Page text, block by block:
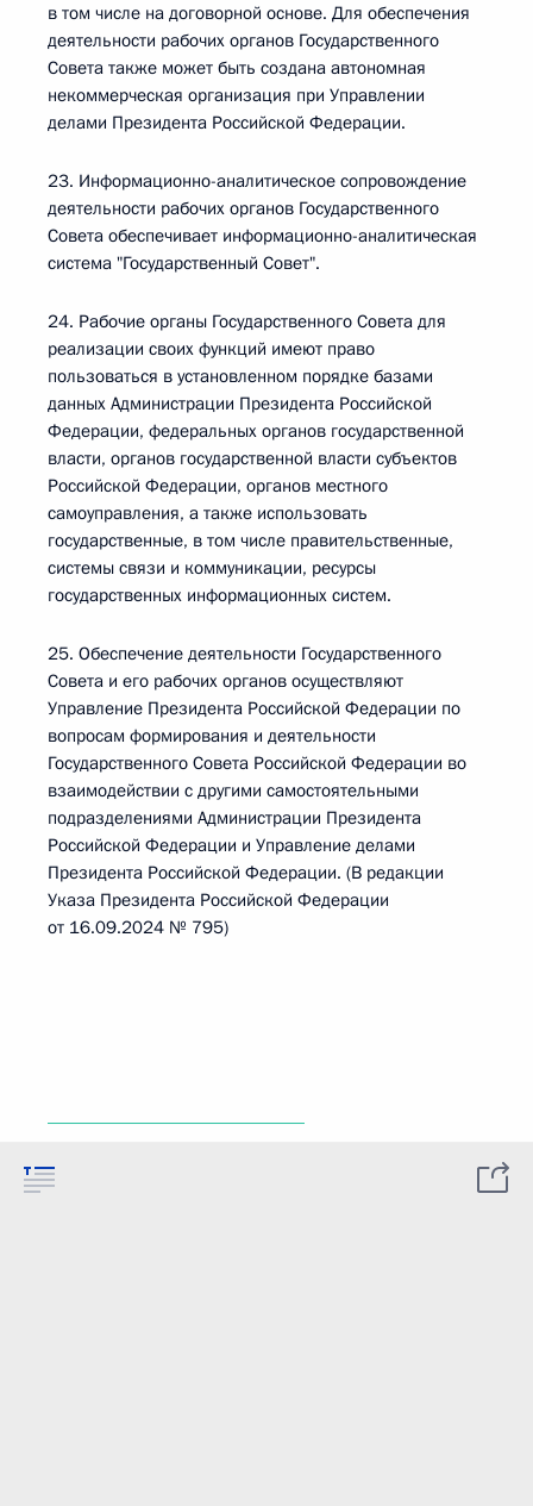
в том числе на договорной основе. Для обеспечения
деятельности рабочих органов Государственного
Совета также может быть создана автономная
некоммерческая организация при Управлении
делами Президента Российской Федерации.
23. Информационно-аналитическое сопровождение
деятельности рабочих органов Государственного
Совета обеспечивает информационно-аналитическая
система "Государственный Совет".
24. Рабочие органы Государственного Совета для
реализации своих функций имеют право
пользоваться в установленном порядке базами
данных Администрации Президента Российской
Федерации, федеральных органов государственной
власти, органов государственной власти субъектов
Российской Федерации, органов местного
самоуправления, а также использовать
государственные, в том числе правительственные,
системы связи и коммуникации, ресурсы
государственных информационных систем.
25. Обеспечение деятельности Государственного
Совета и его рабочих органов осуществляют
Управление Президента Российской Федерации по
вопросам формирования и деятельности
Государственного Совета Российской Федерации во
взаимодействии с другими самостоятельными
подразделениями Администрации Президента
Российской Федерации и Управление делами
Президента Российской Федерации. (В редакции
Указа Президента Российской Федерации
от 16.09.2024 № 795)